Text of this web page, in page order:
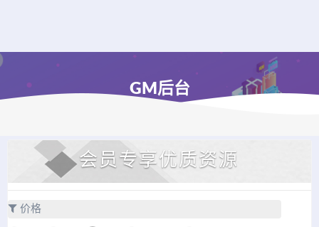
GM后台
会员专享优质资源
价格